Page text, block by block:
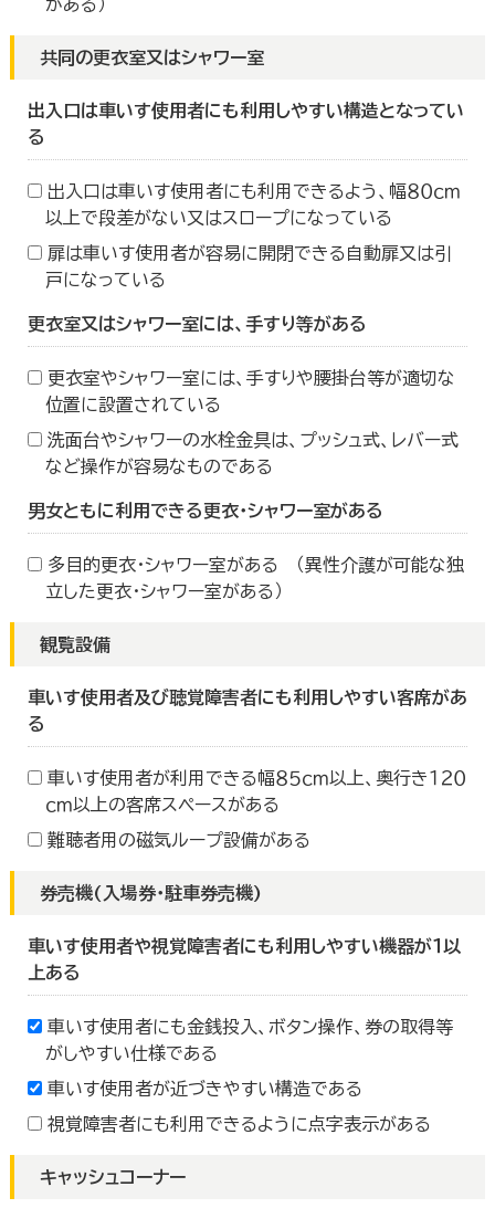
がある）
共同の更衣室又はシャワー室
出入口は車いす使用者にも利用しやすい構造となってい
る
出入口は車いす使用者にも利用できるよう、幅８０ｃｍ
以上で段差がない又はスロープになっている
扉は車いす使用者が容易に開閉できる自動扉又は引
戸になっている
更衣室又はシャワー室には、手すり等がある
更衣室やシャワー室には、手すりや腰掛台等が適切な
位置に設置されている
洗面台やシャワーの水栓金具は、プッシュ式、レバー式
など操作が容易なものである
男女ともに利用できる更衣・シャワー室がある
多目的更衣・シャワー室がある （異性介護が可能な独
立した更衣・シャワー室がある）
観覧設備
車いす使用者及び聴覚障害者にも利用しやすい客席があ
る
車いす使用者が利用できる幅８５ｃｍ以上、奥行き１２０
ｃｍ以上の客席スペースがある
難聴者用の磁気ループ設備がある
券売機(入場券・駐車券売機)
車いす使用者や視覚障害者にも利用しやすい機器が１以
上ある
車いす使用者にも金銭投入、ボタン操作、券の取得等
がしやすい仕様である
車いす使用者が近づきやすい構造である
視覚障害者にも利用できるように点字表示がある
キャッシュコーナー